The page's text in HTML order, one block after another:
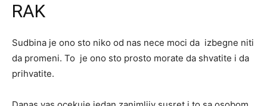
RAK
Sudbina je ono sto niko od nas nece moci da izbegne niti
da promeni. To je ono sto prosto morate da shvatite i da
prihvatite.